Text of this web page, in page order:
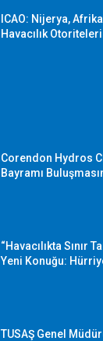
ICAO: Nijerya,
Havacılık
Corendon Hydros
Bayramı
“Havacılıkta Sınır
Yeni Konuğu:
TUSAŞ Genel